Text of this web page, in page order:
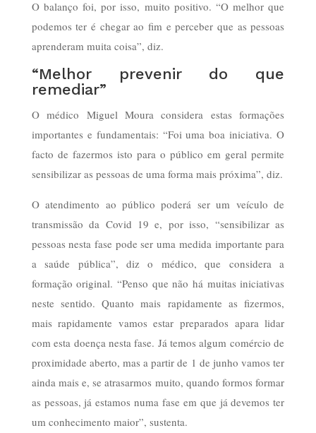
O balanço foi, por isso, muito positivo. “O melhor que
podemos ter é chegar ao fim e perceber que as pessoas
aprenderam muita coisa”, diz.
“Melhor prevenir do que
remediar”
O médico Miguel Moura considera estas formações
importantes e fundamentais: “Foi uma boa iniciativa. O
facto de fazermos isto para o público em geral permite
sensibilizar as pessoas de uma forma mais próxima”, diz.
O atendimento ao público poderá ser um veículo de
transmissão da Covid 19 e, por isso, “sensibilizar as
pessoas nesta fase pode ser uma medida importante para
a saúde pública”, diz o médico, que considera a
formação original. “Penso que não há muitas iniciativas
neste sentido. Quanto mais rapidamente as fizermos,
mais rapidamente vamos estar preparados apara lidar
com esta doença nesta fase. Já temos algum comércio de
proximidade aberto, mas a partir de 1 de junho vamos ter
ainda mais e, se atrasarmos muito, quando formos formar
as pessoas, já estamos numa fase em que já devemos ter
um conhecimento maior”, sustenta.